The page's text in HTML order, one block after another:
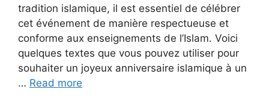
tradition islamique, il est essentiel de célébrer
cet événement de manière respectueuse et
conforme aux enseignements de l’Islam. Voici
quelques textes que vous pouvez utiliser pour
souhaiter un joyeux anniversaire islamique à un
… Read more